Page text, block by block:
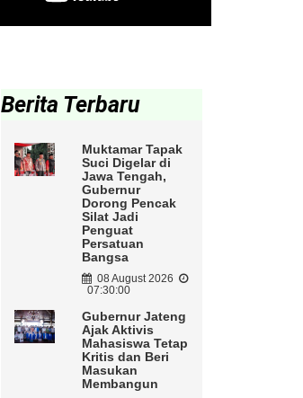
Berita Terbaru
Muktamar Tapak
Suci Digelar di
Jawa Tengah,
Gubernur
Dorong Pencak
Silat Jadi
Penguat
Persatuan
Bangsa
08 August 2026
07:30:00
Gubernur Jateng
Ajak Aktivis
Mahasiswa Tetap
Kritis dan Beri
Masukan
Membangun